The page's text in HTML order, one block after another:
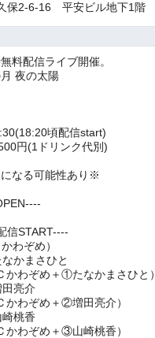
保2-6-16 平安ビル地下1階
料配信ライブ開催。
夜の太陽
頃配信start)
円(1ドリンク代別)
なる可能性あり※
START----
わぞめ）
かまさひと
わぞめ＋①たなかまさひと）
亮介
わぞめ＋②増田亮介）
桃香
わぞめ＋③山崎桃香）